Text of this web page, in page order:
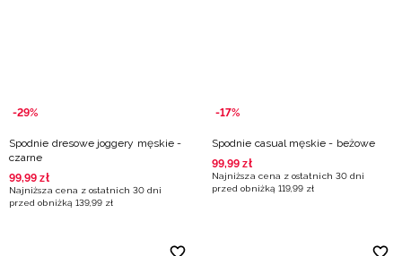
-29%
Spodnie dresowe joggery męskie -
czarne
99,99 zł
Najniższa cena z ostatnich 30 dni
przed obniżką 139,99 zł
-17%
Spodnie casual męskie - beżowe
99,99 zł
Najniższa cena z ostatnich 30 dni
przed obniżką 119,99 zł